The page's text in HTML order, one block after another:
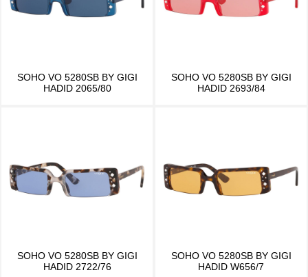
SOHO VO 5280SB BY GIGI
HADID 2065/80
SOHO VO 5280SB BY GIGI
HADID 2693/84
SOHO VO 5280SB BY GIGI
HADID 2722/76
SOHO VO 5280SB BY GIGI
HADID W656/7